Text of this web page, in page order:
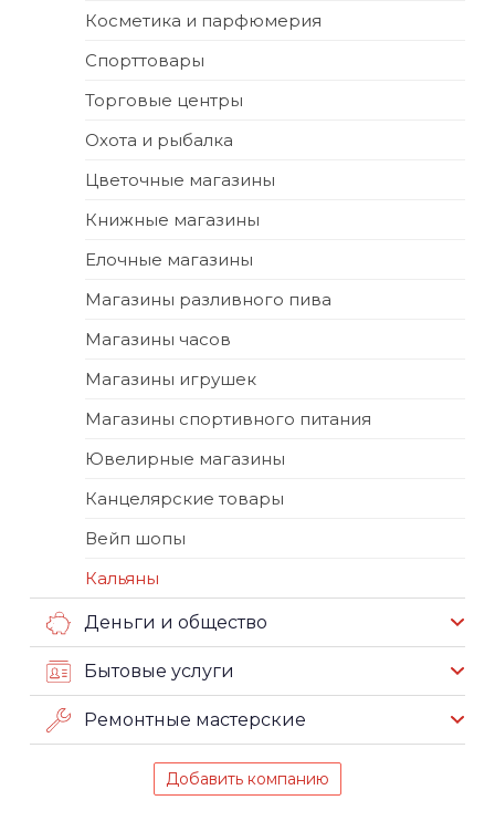
Косметика и парфюмерия
Спорттовары
Торговые центры
Охота и рыбалка
Цветочные магазины
Книжные магазины
Елочные магазины
Магазины разливного пива
Магазины часов
Магазины игрушек
Магазины спортивного питания
Ювелирные магазины
Канцелярские товары
Вейп шопы
Кальяны
Деньги и общество
Бытовые услуги
Ремонтные мастерские
Добавить компанию